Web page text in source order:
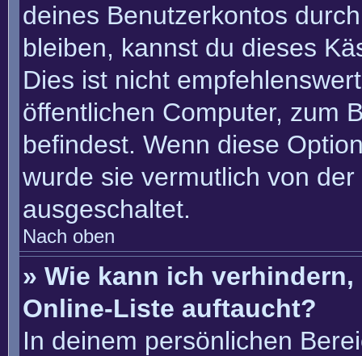
deines Benutzerkontos
bleiben, kannst du dieses
Dies ist nicht
öffentlichen Computer, zum
befindest. Wenn diese
wurde sie vermutlich von
ausgeschaltet.
Nach oben
» Wie kann ich
Online-Liste auftaucht?
In deinem persönlichen